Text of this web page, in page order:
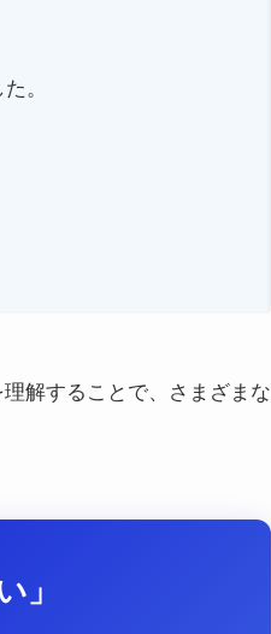
。
解することで、さまざまな
」